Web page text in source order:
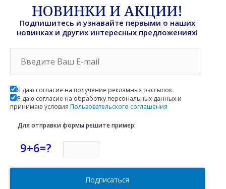
НОВИНКИ И АКЦИИ!
Подпишитесь и узнавайте первыми о наших
новинках и других интересных предложениях!
Я даю согласие на получение рекламных рассылок
Я даю согласие на обработку персональных данных и
принимаю условия Пользовательского соглашения
Для отправки формы решите пример:
9+6=?